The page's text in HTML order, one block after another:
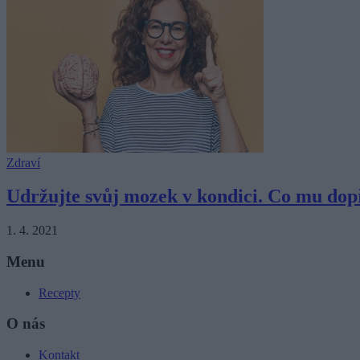
Zdraví
Udržujte svůj mozek v kondici. Co mu
1. 4. 2021
Menu
Recepty
O nás
Kontakt